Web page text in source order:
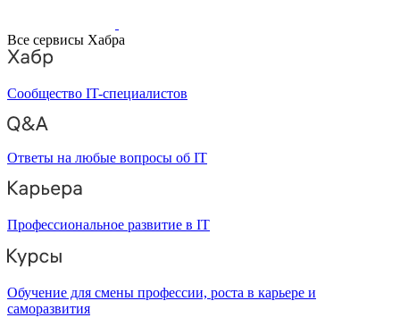
Все сервисы Хабра
Сообщество IT-специалистов
Ответы на любые вопросы об IT
Профессиональное развитие в IT
Обучение для смены профессии, роста в карьере и
саморазвития